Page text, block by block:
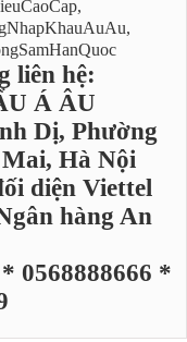
liên hệ:
Á ÂU
Dị, Phường
Hà Nội
diện Viettel
hàng An
0568888666 *